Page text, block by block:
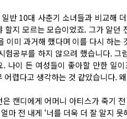
반 10대 사춘기 소녀들과 비교해
할지 모르는 모습이었죠. 그가 알
이미 과거해 했다며 이를 다시 하는
험공부를 하지 않으려 했습니다.
. 나이 든 여성들이 좋아할 만한 일
어렵다고 생각하는 것 같았습니다.
캔디에게 어머니 아티스가 죽기
마 전 내게 ‘너를 더욱 더 잘 알지